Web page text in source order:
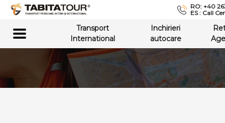
RO: +40
ES : Call
Transport
International
Inchirieri
autocare